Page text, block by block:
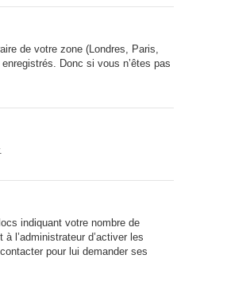
de votre zone (Londres, Paris,
Donc si vous n’êtes pas
indiquant votre nombre de
l’administrateur d’activer les
pour lui demander ses